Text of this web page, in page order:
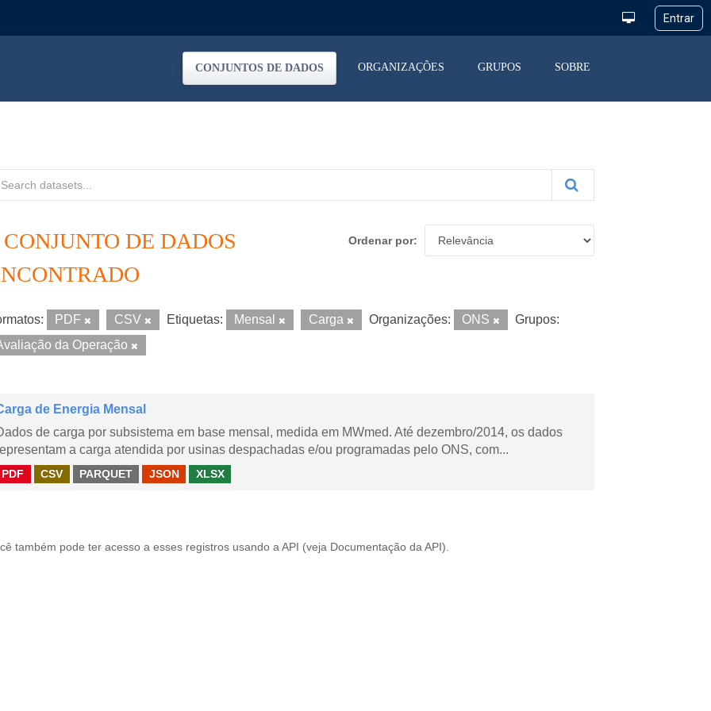
CONJUNTOS DE DADOS ORGANIZAÇÕES GRUPOS SOBRE
Ordenar por
CONJUNTO DE DADOS
PDF CSV Etiquetas: Mensal Carga Organizações: ONS
Grupos:
da Operação
de Energia Mensal
de carga por subsistema em base mensal, medida em MWmed. Até dezembro/2014, os dados
a carga atendida por usinas despachadas e/ou programadas pelo ONS, com...
PDF CSV PARQUET JSON XLSX
também pode ter acesso a esses registros usando a API (veja Documentação da API ).